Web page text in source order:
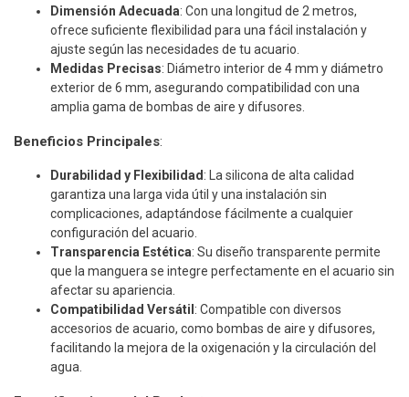
Dimensión Adecuada: Con una longitud de 2 metros,
ofrece suficiente flexibilidad para una fácil instalación y
ajuste según las necesidades de tu acuario.
Medidas Precisas: Diámetro interior de 4 mm y diámetro
exterior de 6 mm, asegurando compatibilidad con una
amplia gama de bombas de aire y difusores.
Beneficios Principales:
Durabilidad y Flexibilidad : La silicona de alta calidad
garantiza una larga vida útil y una instalación sin
complicaciones, adaptándose fácilmente a cualquier
configuración del acuario.
Transparencia Estética: Su diseño transparente permite
que la manguera se integre perfectamente en el acuario sin
afectar su apariencia.
Compatibilidad Versátil : Compatible con diversos
accesorios de acuario, como bombas de aire y difusores,
facilitando la mejora de la oxigenación y la circulación del
agua.